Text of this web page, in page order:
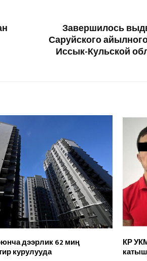
Завершилось
Саруйского
Иссык-Кульской
дээрлик 62 миң
курулууда
КР